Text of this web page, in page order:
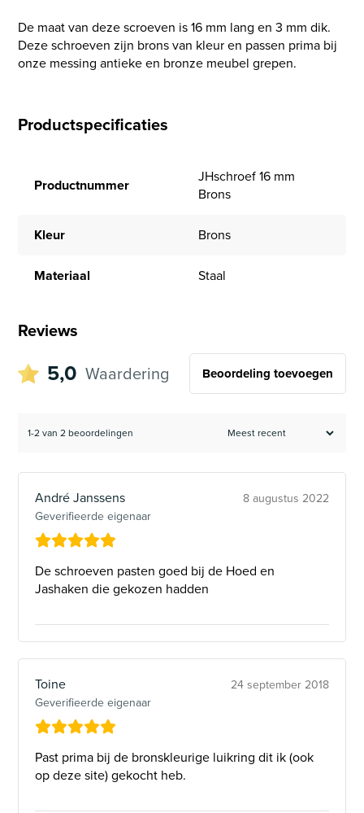
De maat van deze scroeven is 16 mm lang en 3 mm dik.
Deze schroeven zijn brons van kleur en passen prima bij
onze messing antieke en bronze meubel grepen.
Productspecificaties
Productnummer
JHschroef 16 mm
Brons
Kleur Brons
Materiaal Staal
Reviews
5,0 Waardering Beoordeling toevoegen
1-2 van 2 beoordelingen
André Janssens
Geverifieerde eigenaar
8 augustus 2022
De schroeven pasten goed bij de Hoed en
Jashaken die gekozen hadden
Toine
Geverifieerde eigenaar
24 september 2018
Past prima bij de bronskleurige luikring dit ik (ook
op deze site) gekocht heb.